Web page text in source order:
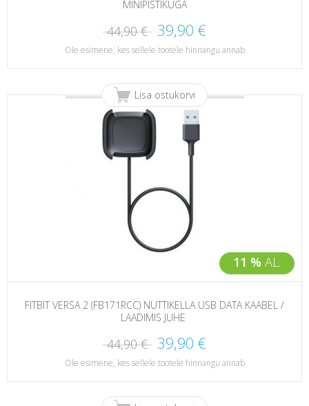
MINIPISTIKUGA
44,90 € 39,90 €
Ole esimene, kes sellele tootele hinnangu annab
11 % AL.
Lisa ostukorvi
FITBIT VERSA 2 (FB171RCC) NUTTIKELLA USB DATA KAABEL /
LAADIMIS JUHE
44,90 € 39,90 €
Ole esimene, kes sellele tootele hinnangu annab